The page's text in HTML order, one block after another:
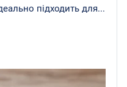
підходить для...